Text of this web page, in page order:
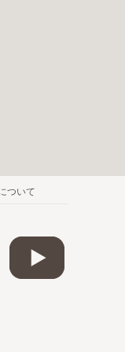
ついて